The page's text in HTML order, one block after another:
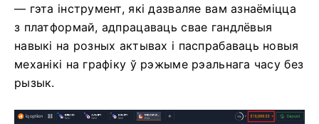
— гэта інструмент, які дазваляе вам азнаёміцца ​​
з платформай, адпрацаваць свае гандлёвыя
навыкі на розных актывах і паспрабаваць новыя
механікі на графіку ў рэжыме рэальнага часу без
рызык.